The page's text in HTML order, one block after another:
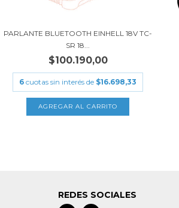
PARLANTE BLUETOOTH EINHELL 18V TC-
SR 18...
$100.190,00
6 cuotas sin interés de $16.698,33
REDES SOCIALES